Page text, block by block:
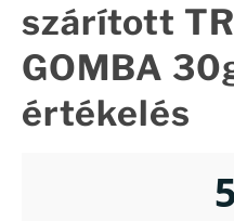
szárított
GOMBA
értékelés